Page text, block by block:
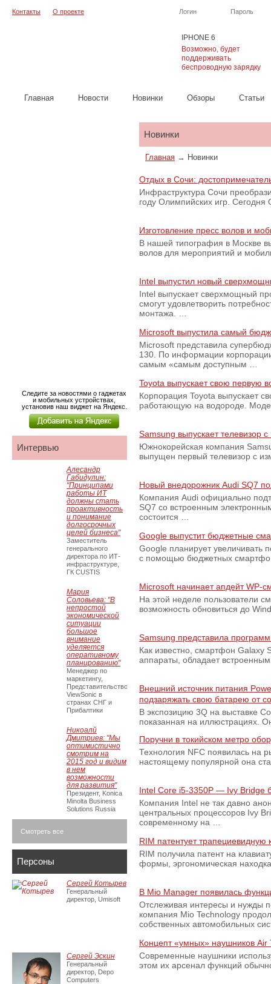
IPHONE 6
Возможно, будет
поддерживать
беспроводную зарядку
Логин Пароль
Контакты О проекте
Главная Новости Новинки Обзоры Cтатьи
Новинки
Главная → Новинки
Отдых в Сочи:
Инфраструктура Сочи
году Олимпийских игр.
Изготовление пресс волов и
В нашей типография в Москве
волов для мероприятий и
Intel выпустил новый
Intel выпускает сверхмощный
смогут удовлетворить
монтажа. …
Microsoft выпустила самый
Microsoft представила
130. По информации
самым «самым доступным …
Toyota выпускает свою первую
Корпорация Toyota выпускает
работающую на водороде.
Samsung выпускает телевизор
Южнокорейская компания
выпущен первый телевизор с
Новый внедорожник Audi SQ7
Компания Audi официально
SQ7 со встроенным
состоится …
Google выпустит бюджетные
Google планирует увеличивать
с помощью бюджетных
Microsoft начинает апдейт WP-
На этой неделе пользователи
возможность обновиться до
Samsung представила
Как известно, смартфон Galaxy
аппараты, обладает
Внешний источник питания
подзаряжать свою батарею от
В экспозицию 3Q на выставке
показанная на иллюстрациях.
Поручни в токийском метро
Технология NFC появилась на
настоящему популярной она
Intel Core i5-3350P — Ivy Bridge
Компания Intel не так давно
центральных процессоров Ivy
современному на …
RIM патентует трапециевидную
RIM получила патент на
формы, эргономическая
В Mio Manager появилась
Отслеживая интересы и нужды
компания Mio Technology
собственных автомобильных
Концепт «умных» наушников Air
Современные наушники
этом их арсенал функций
Следите за новостями о гаджетах
и мобильных устройствах,
установив наш виджет на Яндекс.
Интервью
Алесандр
Габидулин:
"Принципами
работы ИТ
должны стать
проактивность
и понимание
долгосрочных
целей бизнеса"
Заместитель
генерального
директора по ИТ-
инфраструктуре,
ГК CUSTIS
Мария
Соловьева: "В
непростой
экономической
ситуации
большое
внимание
уделяется
оперативному
планированию"
Менеджер по
маркетингу,
Представительство
ViewSonic в
странах СНГ и
Прибалтики
Никоалй
Дмитриев: "Мы
оптимистично
смотрим на
2015 год и видим
в нем
возможности
для развития"
Президент, Konica
Minolta Business
Solutions Russia
Смотреть все
Персоны
Сергей Котырев
Генеральный
директор, Umisoft
Сергей Эскин
Генеральный
директор, Depo
Computers